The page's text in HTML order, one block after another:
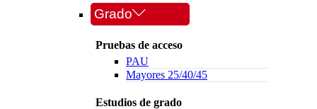
Grado
Pruebas de acceso
PAU
Mayores 25/40/45
Estudios de grado